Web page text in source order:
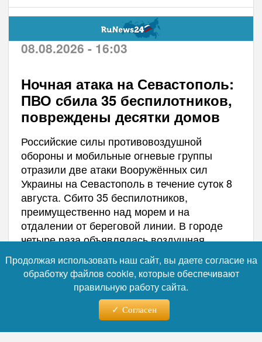
08.08.2026 - 16:03
Ночная атака на Севастополь:
ПВО сбила 35 беспилотников,
повреждены десятки домов
Российские силы противовоздушной
обороны и мобильные огневые группы
отразили две атаки Вооружённых сил
Украины на Севастополь в течение суток 8
августа. Сбито 35 беспилотников,
преимущественно над морем и на
отдалении от береговой линии. В городе
четыре раза объявлялась воздушная
тревога, но, по данным губернатора
Михаила Развожаева, обошлось без
пострадавших.
Продолжая использовать наш сайт, вы даете согласие на
обработку файлов cookie, которые обеспечивают
правильную работу сайта.
Согласен